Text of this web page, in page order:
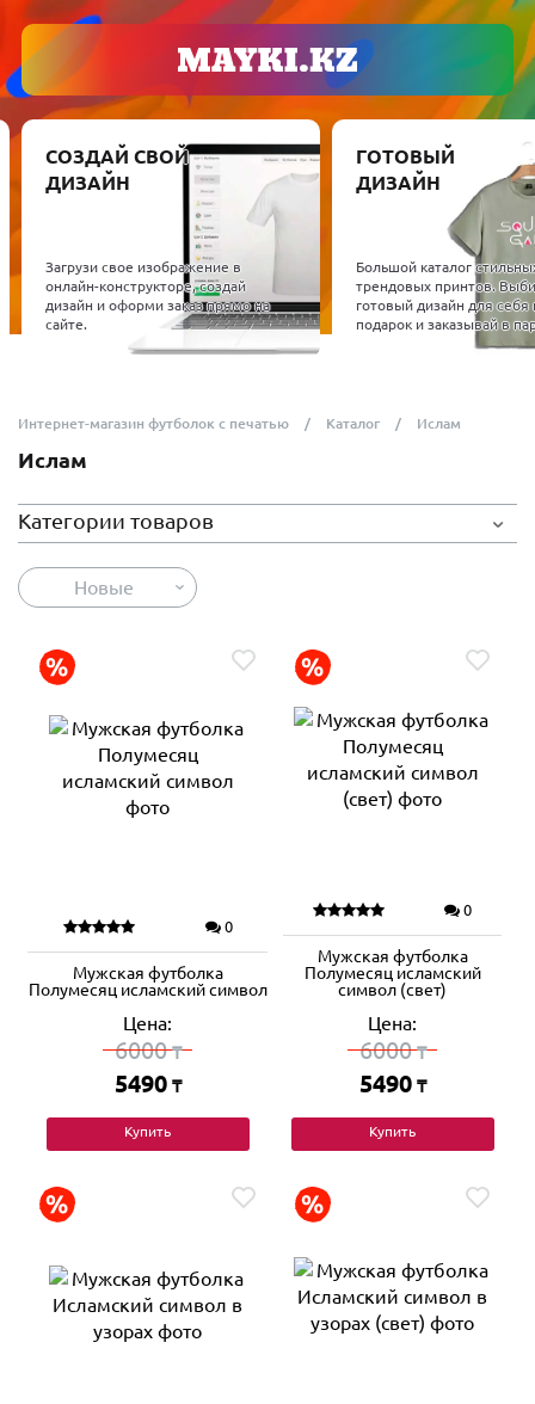
СОЗДАЙ СВОЙ
ДИЗАЙН
Загрузи свое изображение в
онлайн-конструкторе, создай
дизайн и оформи заказ прямо на
сайте.
ГОТОВЫЙ
ДИЗАЙН
Большой каталог
трендовых принтов.
готовый дизайн для себя
подарок и заказывай в
Интернет-магазин футболок с печатью Каталог Ислам
Ислам
Категории товаров
Новые
0
Мужская футболка
Полумесяц исламский символ
Цена:
6000₸
5490 ₸
Купить
0
Мужская футболка
Полумесяц исламский
символ (свет)
Цена:
6000₸
5490 ₸
Купить